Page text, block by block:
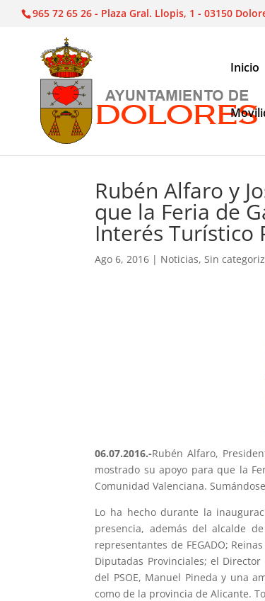
965 72 65 26 - Plaza Gral. Llopis, 1 - 03150
Inicio
Rubén Alfaro y
que la Feria de
Interés Turístico
Ago 6, 2016 | Noticias,Sin
06.07.2016.-Rubén Alfaro,
mostrado su apoyo para que la
Comunidad Valenciana.
Lo ha hecho durante la
presencia, además del alcalde
representantes de FEGADO;
Diputadas Provinciales; el
del PSOE, Manuel Pineda y una
como de la provincia de Alicante.